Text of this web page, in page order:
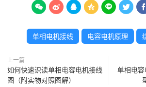
      
单相电机接线 电容电机原理
上一篇
如何快速识读单相电容电机接线
图（附实物对照图解）
单相电